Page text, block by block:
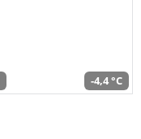
-4,4 °C